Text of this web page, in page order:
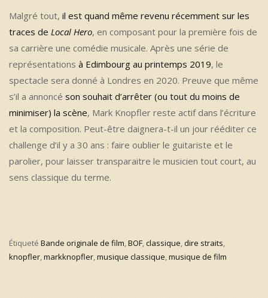
Malgré tout, il est quand même revenu récemment sur les
traces de Local Hero, en composant pour la première fois de
sa carrière une comédie musicale. Après une série de
représentations à Edimbourg au printemps 2019, le
spectacle sera donné à Londres en 2020. Preuve que même
s’il a annoncé son souhait d’arrêter (ou tout du moins de
minimiser) la scène, Mark Knopfler reste actif dans l’écriture
et la composition. Peut-être daignera-t-il un jour rééditer ce
challenge d’il y a 30 ans : faire oublier le guitariste et le
parolier, pour laisser transparaitre le musicien tout court, au
sens classique du terme.
Étiqueté Bande originale de film,BOF,classique,dire straits,
knopfler,markknopfler,musique classique,musique de film